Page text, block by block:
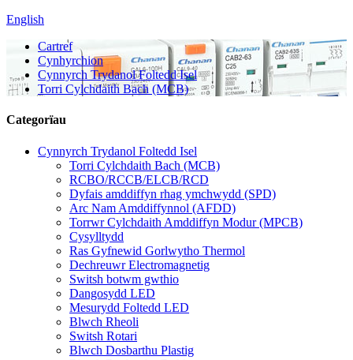
English
Cartref
Cynhyrchion
Cynnyrch Trydanol Foltedd Isel
Torri Cylchdaith Bach (MCB)
Categorïau
Cynnyrch Trydanol Foltedd Isel
Torri Cylchdaith Bach (MCB)
RCBO/RCCB/ELCB/RCD
Dyfais amddiffyn rhag ymchwydd (SPD)
Arc Nam Amddiffynnol (AFDD)
Torrwr Cylchdaith Amddiffyn Modur (MPCB)
Cysylltydd
Ras Gyfnewid Gorlwytho Thermol
Dechreuwr Electromagnetig
Switsh botwm gwthio
Dangosydd LED
Mesurydd Foltedd LED
Blwch Rheoli
Switsh Rotari
Blwch Dosbarthu Plastig